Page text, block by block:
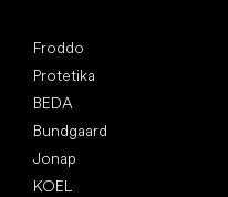
Froddo
Protetika
BEDA
Bundgaard
Jonap
KOEL